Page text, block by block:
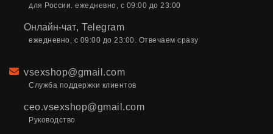
для России. ежедневно, с 09:00 до 23:00
Онлайн-чат, Telegram
ежедневно, с 09:00 до 23:00. Отвечаем сразу
Email
vsexshop@gmail.com
Служба поддержки клиентов
ceo.vsexshop@gmail.com
Руководство